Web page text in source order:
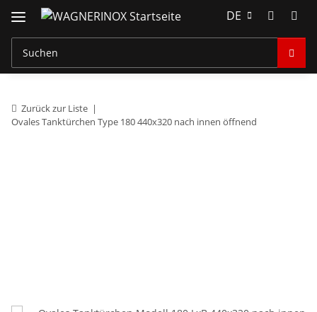
DE
Zurück zur Liste
Ovales Tanktürchen Type 180 440x320 nach innen öffnend